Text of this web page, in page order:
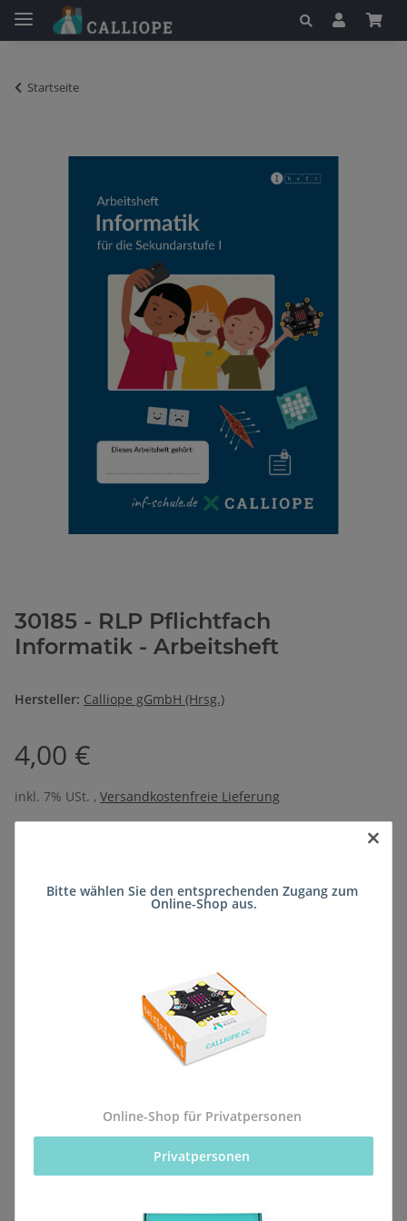
Startseite
30185 - RLP Pflichtfach
Informatik - Arbeitsheft
Hersteller: Calliope gGmbH (Hrsg.)
4,00 €
inkl. 7% USt. , Versandkostenfreie Lieferung
Lieferzeit:ca. 5 Wochen(DE - kein
Beschreibung
Alle Bestellungen für dieses Produkt werden direkt an
die Schule (Landesschule für Blinde und Sehbehinderte
×
Bitte wählen Sie den entsprechenden Zugang zum
Online-Shop aus.
Online-Shop für Privatpersonen
Privatpersonen